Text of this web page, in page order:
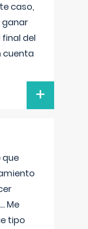
caso,
ganar
final del
cuenta
+
que
Me
tipo